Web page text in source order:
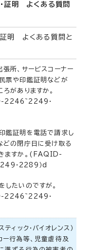
・証明 よくある質問
証明 よくある質問と
張所、サービスコーナー
票や印鑑証明などが
ろがありますか。
2246~2249・
鑑証明を電話で請求し
どの閉庁日に受け取る
ますか。(FAQID-
・2289）d
したいのですが。
2246~2249・
ティック・バイオレンス）
ー行為等、児童虐待及